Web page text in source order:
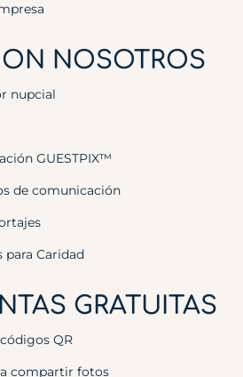
NOSOTROS
nupcial
GUESTPIX™
de comunicación
para Caridad
GRATUITAS
QR
compartir fotos